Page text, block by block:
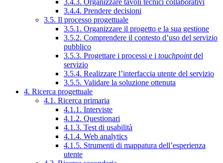
3.4.4. Prendere decisioni
3.5. Il processo progettuale
3.5.1. Organizzare il progetto e la sua gestione
3.5.2. Comprendere il contesto d’uso del servizio
pubblico
3.5.3. Progettare i processi e i touchpointdel
servizio
3.5.4. Realizzare l’interfaccia utente del servizio
3.5.5. Validare la soluzione ottenuta
4. Ricerca progettuale
4.1. Ricerca primaria
4.1.1. Interviste
4.1.2. Questionari
4.1.3. Test di usabilità
4.1.4. Web analytics
4.1.5. Strumenti di mappatura dell’esperienza
utente